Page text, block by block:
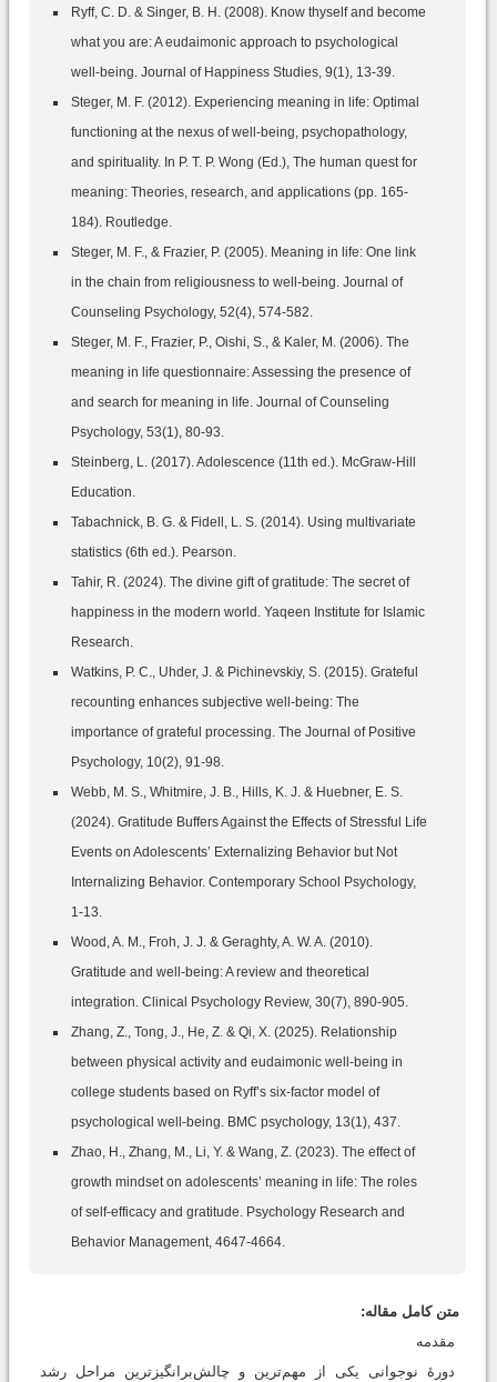
Ryff, C. D. & Singer, B. H. (2008). Know thyself and become
what you are: A eudaimonic approach to psychological
well-being. Journal of Happiness Studies, 9(1), 13-39.
Steger, M. F. (2012). Experiencing meaning in life: Optimal
functioning at the nexus of well-being, psychopathology,
and spirituality. In P. T. P. Wong (Ed.), The human quest for
meaning: Theories, research, and applications (pp. 165-
184). Routledge.
Steger, M. F., & Frazier, P. (2005). Meaning in life: One link
in the chain from religiousness to well-being. Journal of
Counseling Psychology, 52(4), 574-582.
Steger, M. F., Frazier, P., Oishi, S., & Kaler, M. (2006). The
meaning in life questionnaire: Assessing the presence of
and search for meaning in life. Journal of Counseling
Psychology, 53(1), 80-93.
Steinberg, L. (2017). Adolescence (11th ed.). McGraw-Hill
Education.
Tabachnick, B. G. & Fidell, L. S. (2014). Using multivariate
statistics (6th ed.). Pearson.
Tahir, R. (2024). The divine gift of gratitude: The secret of
happiness in the modern world. Yaqeen Institute for Islamic
Research.
Watkins, P. C., Uhder, J. & Pichinevskiy, S. (2015). Grateful
recounting enhances subjective well-being: The
importance of grateful processing. The Journal of Positive
Psychology, 10(2), 91-98.
Webb, M. S., Whitmire, J. B., Hills, K. J. & Huebner, E. S.
(2024). Gratitude Buffers Against the Effects of Stressful Life
Events on Adolescents’ Externalizing Behavior but Not
Internalizing Behavior. Contemporary School Psychology,
1-13.
Wood, A. M., Froh, J. J. & Geraghty, A. W. A. (2010).
Gratitude and well-being: A review and theoretical
integration. Clinical Psychology Review, 30(7), 890-905.
Zhang, Z., Tong, J., He, Z. & Qi, X. (2025). Relationship
between physical activity and eudaimonic well-being in
college students based on Ryff’s six-factor model of
psychological well-being. BMC psychology, 13(1), 437.
Zhao, H., Zhang, M., Li, Y. & Wang, Z. (2023). The effect of
growth mindset on adolescents’ meaning in life: The roles
of self-efficacy and gratitude. Psychology Research and
Behavior Management, 4647-4664.‌
متن کامل مقاله:
مقدمه
دورۀ نوجوانی یکی از مهم‌ترین و چالش‌برانگیزترین مراحل رشد